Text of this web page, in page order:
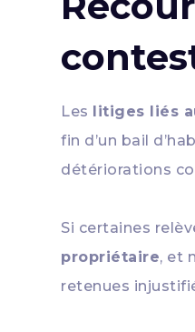
Les litiges liés
fin d’un bail
détériorations
Si certaines
propriétaire, et
retenues